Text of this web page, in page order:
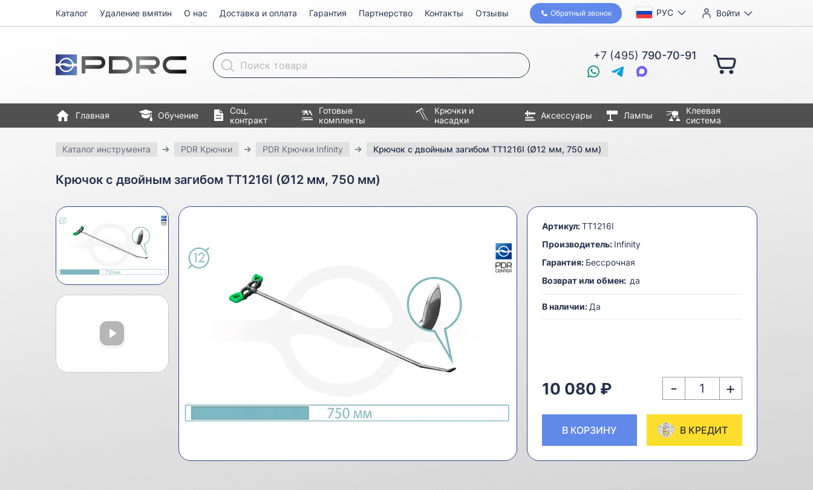
РУС Войти
Обратный звонок
+7 (495) 790-70-91
Поиск товара
Каталог Удаление вмятин О нас Доставка и оплата Гарантия Партнерство Контакты Отзывы
Главная Обучение
Соц.
контракт
Готовые
комплекты
Крючки и
насадки
Аксессуары Лампы
Клеевая
система
Каталог инструмента PDR Крючки PDR Крючки Infinity Крючок с двойным загибом TT1216I (Ø12 мм, 750 мм)
Крючок с двойным загибом TT1216I (Ø12 мм, 750 мм)
Артикул:TT1216I
Производитель: Infinity
Гарантия: Бессрочная
Возврат или обмен: да
В наличии: Да
10 080 ₽ - +
В КОРЗИНУ В КРЕДИТ